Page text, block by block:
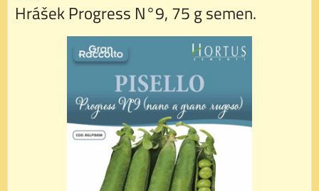
Hrášek Progress N°9, 75 g semen.